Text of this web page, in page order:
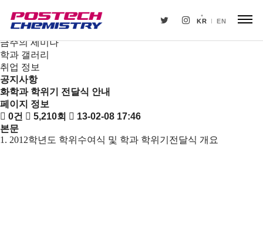
KR EN
뉴스
공지사항
금주의 세미나
학과 갤러리
취업 정보
공지사항
화학과 학위기 전달식 안내
페이지 정보
0건
5,210회
13-02-08 17:46
본문
1. 2012학년도 학위수여식 및 학과 학위기전달식 개요